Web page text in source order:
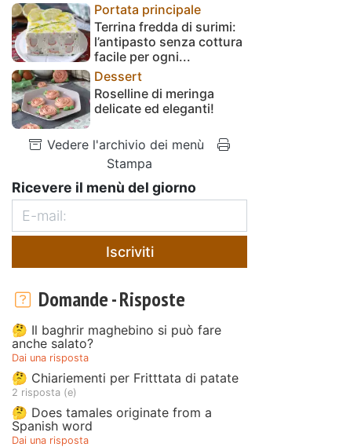
Portata principale
Terrina fredda di surimi:
l’antipasto senza cottura
facile per ogni...
Dessert
Roselline di meringa
delicate ed eleganti!
Vedere l'archivio dei menù
Stampa
Ricevere il menù del giorno
Iscriviti
Domande - Risposte
🤔 Il baghrir maghebino si può fare
anche salato?
Dai una risposta
🤔 Chiariementi per Fritttata di patate
2 risposta (e)
🤔 Does tamales originate from a
Spanish word
Dai una risposta